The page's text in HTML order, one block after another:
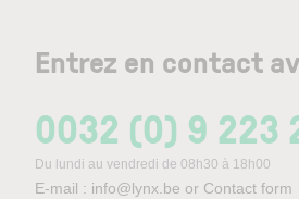
Entrez en contact
0032 (0) 9 223
Du lundi au vendredi de 08h30 à 18h00
E-mail : info@lynx.be or Contact form